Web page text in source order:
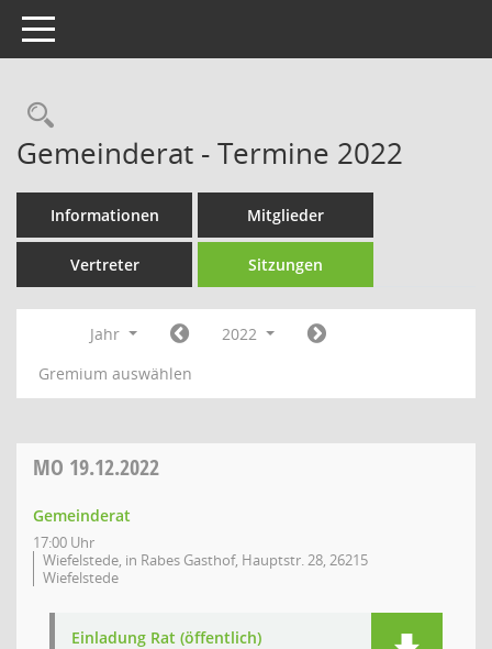
Toggle navigation
Rechercheauswahl
Gemeinderat - Termine 2022
Informationen Mitglieder
Vertreter Sitzungen
Jahr
2022
Gremium auswählen
MO 19.12.2022
Gemeinderat
17:00 Uhr
Wiefelstede, in Rabes Gasthof, Hauptstr. 28, 26215
Wiefelstede
Einladung Rat (öffentlich)